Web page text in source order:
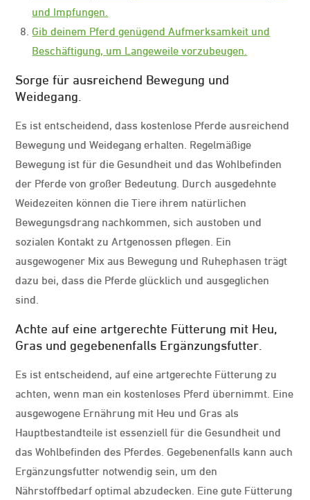
und Impfungen.
Gib deinem Pferd genügend Aufmerksamkeit und
Beschäftigung, um Langeweile vorzubeugen.
Sorge für ausreichend Bewegung und
Weidegang.
Es ist entscheidend, dass kostenlose Pferde ausreichend
Bewegung und Weidegang erhalten. Regelmäßige
Bewegung ist für die Gesundheit und das Wohlbefinden
der Pferde von großer Bedeutung. Durch ausgedehnte
Weidezeiten können die Tiere ihrem natürlichen
Bewegungsdrang nachkommen, sich austoben und
sozialen Kontakt zu Artgenossen pflegen. Ein
ausgewogener Mix aus Bewegung und Ruhephasen trägt
dazu bei, dass die Pferde glücklich und ausgeglichen
sind.
Achte auf eine artgerechte Fütterung mit Heu,
Gras und gegebenenfalls Ergänzungsfutter.
Es ist entscheidend, auf eine artgerechte Fütterung zu
achten, wenn man ein kostenloses Pferd übernimmt. Eine
ausgewogene Ernährung mit Heu und Gras als
Hauptbestandteile ist essenziell für die Gesundheit und
das Wohlbefinden des Pferdes. Gegebenenfalls kann auch
Ergänzungsfutter notwendig sein, um den
Nährstoffbedarf optimal abzudecken. Eine gute Fütterung